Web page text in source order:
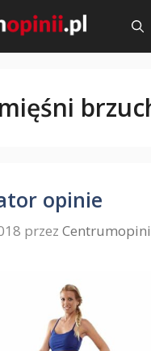
opinie
przez